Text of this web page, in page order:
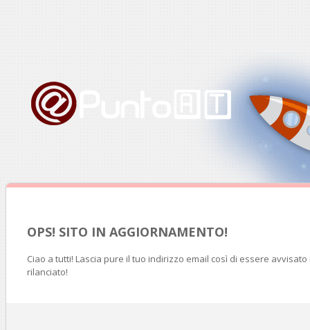
OPS! SITO IN AGGIORNAMENTO!
Ciao a tutti! Lascia pure il tuo indirizzo email così di essere
rilanciato!